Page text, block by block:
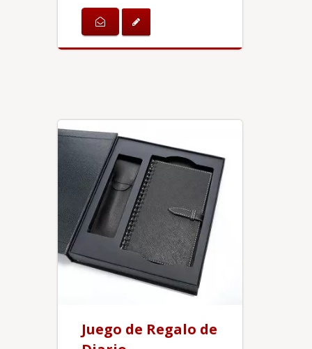
Juego de Regalo de